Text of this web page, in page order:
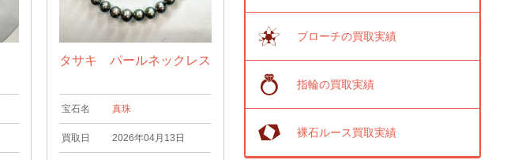
タサキ パールネックレス
宝石名 真珠
買取日 2026年04月13日
ブローチの買取実績
指輪の買取実績
裸石ルース買取実績